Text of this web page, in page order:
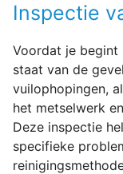
Inspectie
Voordat je begint
staat van de
vuilophopingen,
het metselwerk
Deze inspectie
specifieke